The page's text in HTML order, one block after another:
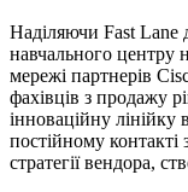
Наділяючи Fast Lane
навчального центру
мережі партнерів
фахівців з продажу
інноваційну лінійку
постійному контакті
стратегії вендора,